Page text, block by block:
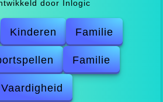
door Inlogic
Kinderen Familie
Familie
Vaardigheid